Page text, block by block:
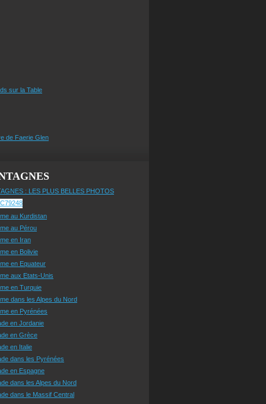
sur la Table
de Faerie Glen
: LES PLUS BELLES PHOTOS
au Kurdistan
au Pérou
en Iran
en Bolivie
en Equateur
aux Etats-Unis
en Turquie
dans les Alpes du Nord
en Pyrénées
en Jordanie
en Grèce
en Italie
dans les Pyrénées
en Espagne
dans les Alpes du Nord
dans le Massif Central